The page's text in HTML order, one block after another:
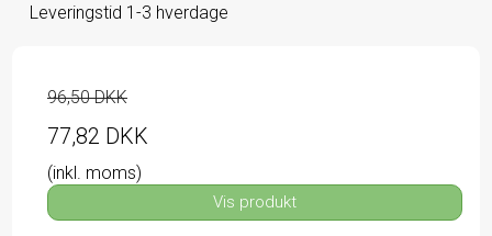
Leveringstid 1-3 hverdage
96,50 DKK
77,82 DKK
(inkl. moms)
Vis produkt